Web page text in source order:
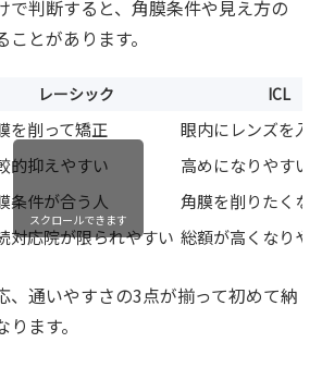
で判断すると、角膜条件や見え方の
とがあります。
レーシック ICL
を削って矯正
眼内にレンズを入
的抑えやすい
高めになりやすい
条件が合う人
角膜を削りたくな
対応院が限られやすい 総額が高くなりや
スクロールできます
、通いやすさの3点が揃って初めて納
ます。